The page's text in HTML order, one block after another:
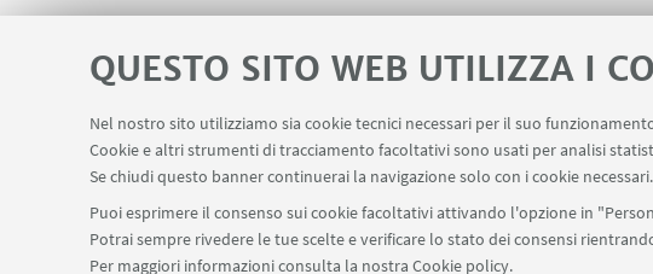
QUESTO SITO WEB UTILIZZA I
Nel nostro sito utilizziamo sia cookie tecnici necessari per il suo
Cookie e altri strumenti di tracciamento facoltativi sono usati per analisi
Se chiudi questo banner continuerai la navigazione solo con i cookie necessari.
Puoi esprimere il consenso sui cookie facoltativi attivando l'opzione in
Potrai sempre rivedere le tue scelte e verificare lo stato dei consensi
Per maggiori informazioniconsulta la nostra Cookie policy.
IN EVIDENZA
Questionario Clienti [ .pdf 277Kb ]
Report sul Cliente[ .pdf 44Kb ]